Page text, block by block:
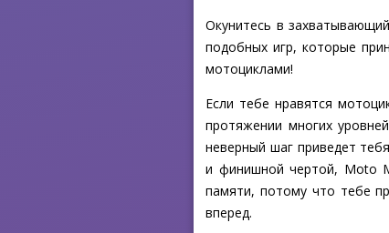
Окунитесь в
подобных игр, которые
мотоциклами!
Если тебе нравятся
протяжении многих
неверный шаг приведет
и финишной чертой, Moto
памяти, потому что тебе
вперед.